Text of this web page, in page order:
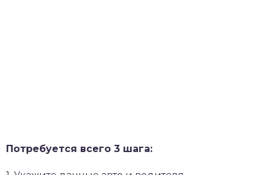
Потребуется всего 3 шага: